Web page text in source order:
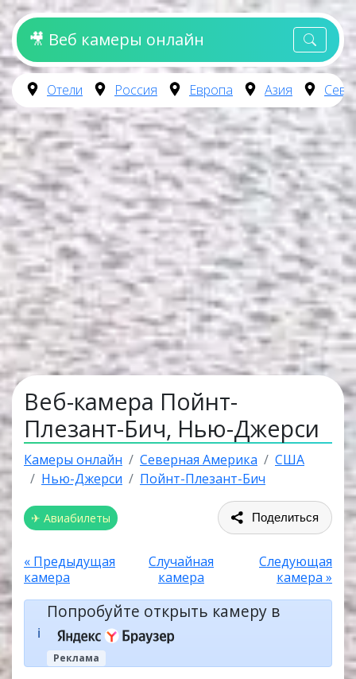
🎥 Веб камеры онлайн
Отели Россия Европа Азия
Веб-камера Пойнт-
Плезант-Бич, Нью-Джерси
Камеры онлайн Северная Америка
США
Нью-Джерси
Пойнт-Плезант-Бич
✈ Авиабилеты Поделиться
« Предыдущая
камера
Случайная
камера
Следующая
камера »
ℹ️
Попробуйте открыть камеру в
Реклама